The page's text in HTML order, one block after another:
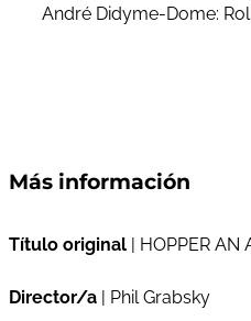
André Didyme-Dome:
Más información
Título original | HOPPER AN
Director/a | Phil Grabsky